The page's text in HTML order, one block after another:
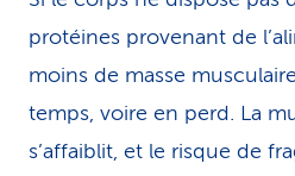
protéines provenant de
moins de masse
temps, voire en perd. La
s’affaiblit, et le risque de